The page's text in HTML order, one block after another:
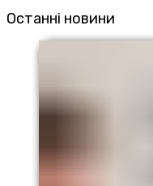
Останні новини